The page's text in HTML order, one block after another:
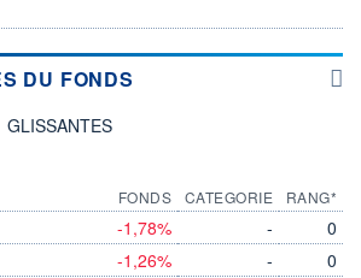
DU FONDS
GLISSANTES
FONDS
-1,78%
-1,26%
CATEGORIE
-
-
RANG*
0
0